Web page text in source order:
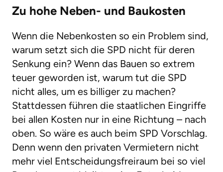
Zu hohe Neben- und Baukosten
Wenn die Nebenkosten so ein Problem sind,
warum setzt sich die SPD nicht für deren
Senkung ein? Wenn das Bauen so extrem
teuer geworden ist, warum tut die SPD
nicht alles, um es billiger zu machen?
Stattdessen führen die staatlichen Eingriffe
bei allen Kosten nur in eine Richtung – nach
oben. So wäre es auch beim SPD Vorschlag.
Denn wenn den privaten Vermietern nicht
mehr viel Entscheidungsfreiraum bei so viel